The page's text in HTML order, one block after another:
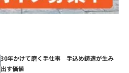
30年かけて磨く手仕事 手込め鋳造が生み
出す価値